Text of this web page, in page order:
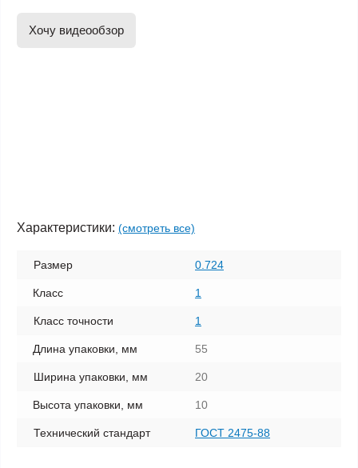
Хочу видеообзор
Характеристики: (смотреть все)
Размер 0.724
Класс 1
Класс точности 1
Длина упаковки, мм 55
Ширина упаковки, мм 20
Высота упаковки, мм 10
Технический стандарт ГОСТ 2475-88